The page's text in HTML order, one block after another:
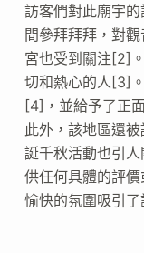
訪客們對此廟宇
間參拜拜拜，對
宮也受到關注[2]
切和熱心的人[3]
[4]，並給予了正
此外，該地區還
誕千秋活動也引
供任何具體的評
愉快的氛圍吸引